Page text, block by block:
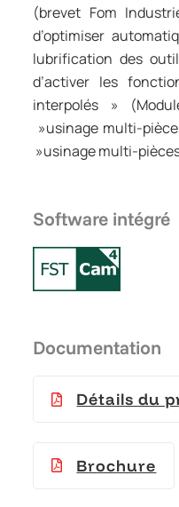
(brevet Fom
d’optimiser
lubrification des
d’activer les
interpolés »
»usinage multi-
»usinage multi-
Software intégré
Documentation
Détails du
Brochure